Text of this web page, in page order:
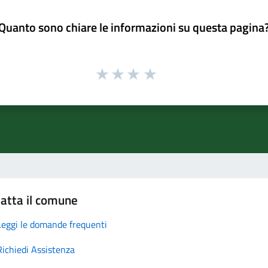
sono chiare le informazioni su questa
il comune
le domande frequenti
Assistenza